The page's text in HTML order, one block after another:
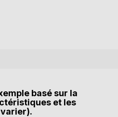
basé sur la
et les